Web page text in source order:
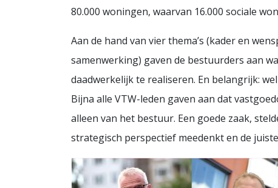
80.000 woningen, waarvan 16.000 sociale
Aan de hand van vier thema’s (kader en
samenwerking) gaven de bestuurders aan
daadwerkelijk te realiseren. En belangrijk:
Bijna alle VTW-leden gaven aan dat
alleen van het bestuur. Een goede zaak,
strategisch perspectief meedenkt en